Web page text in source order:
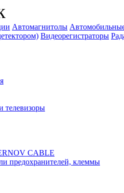
Автомагнитолы
Видеорегистраторы
телевизоры
CABLE
предохранителей, клеммы